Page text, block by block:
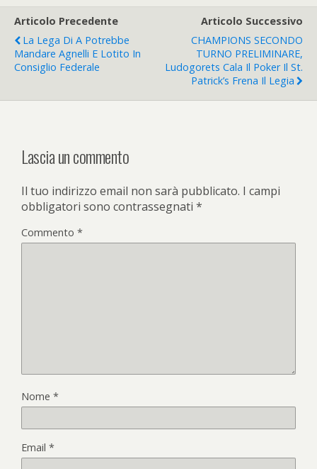
Articolo Precedente
La Lega Di A Potrebbe
Mandare Agnelli E Lotito In
Consiglio Federale
Articolo Successivo
CHAMPIONS SECONDO
TURNO PRELIMINARE,
Ludogorets Cala Il Poker Il St.
Patrick’s Frena Il Legia
Lascia un commento
Il tuo indirizzo email non sarà pubblicato. I campi
obbligatori sono contrassegnati *
Commento *
Nome *
Email *